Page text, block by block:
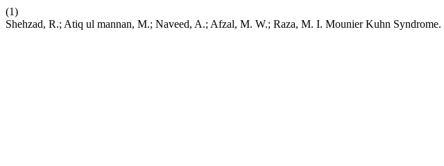
(1)
Shehzad, R.; Atiq ul mannan, M.; Naveed, A.; Afzal, M. W.; Raza, M. I. Mounier Kuhn Syndrome.